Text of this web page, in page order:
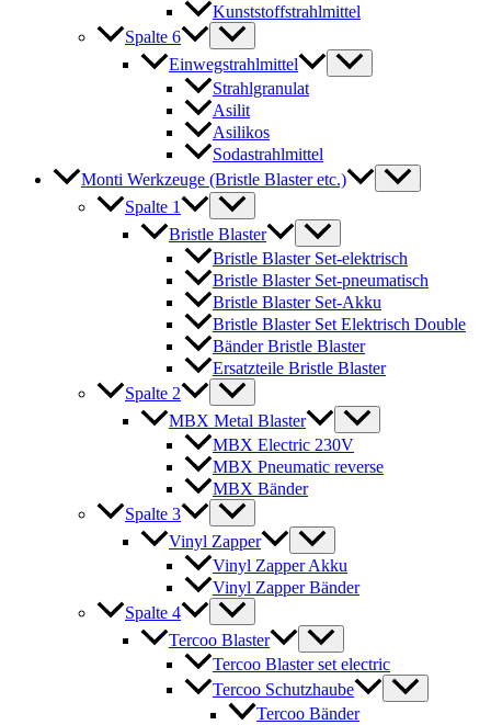
Kunststoffstrahlmittel
Spalte 6
Einwegstrahlmittel
Strahlgranulat
Asilit
Asilikos
Sodastrahlmittel
Monti Werkzeuge (Bristle Blaster etc.)
Spalte 1
Bristle Blaster
Bristle Blaster Set-elektrisch
Bristle Blaster Set-pneumatisch
Bristle Blaster Set-Akku
Bristle Blaster Set Elektrisch Double
Bänder Bristle Blaster
Ersatzteile Bristle Blaster
Spalte 2
MBX Metal Blaster
MBX Electric 230V
MBX Pneumatic reverse
MBX Bänder
Spalte 3
Vinyl Zapper
Vinyl Zapper Akku
Vinyl Zapper Bänder
Spalte 4
Tercoo Blaster
Tercoo Blaster set electric
Tercoo Schutzhaube
Tercoo Bänder